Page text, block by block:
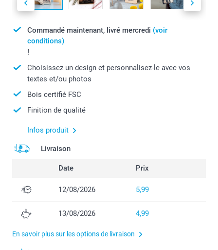
Commandé maintenant, livré mercredi (voir
conditions)
!
Choisissez un design et personnalisez-le avec vos
textes et/ou photos
Bois certifié FSC
Finition de qualité
Infos produit
Livraison
Date Prix
12/08/2026 5,99
13/08/2026 4,99
En savoir plus sur les options de livraison